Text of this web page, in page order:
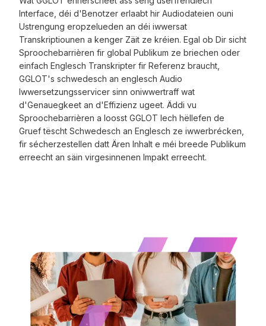
Interface, déi d'Benotzer erlaabt hir Audiodateien ouni
Ustrengung eropzelueden an déi iwwersat
Transkriptiounen a kenger Zäit ze kréien. Egal ob Dir sicht
Sproochebarrièren fir global Publikum ze briechen oder
einfach Englesch Transkripter fir Referenz braucht,
GGLOT's schwedesch an englesch Audio
Iwwersetzungsservicer sinn oniwwertraff wat
d'Genauegkeet an d'Effizienz ugeet. Äddi vu
Sproochebarrièren a loosst GGLOT Iech hëllefen de
Gruef tëscht Schwedesch an Englesch ze iwwerbrécken,
fir sécherzestellen datt Ären Inhalt e méi breede Publikum
erreecht an säin virgesinnenen Impakt erreecht.